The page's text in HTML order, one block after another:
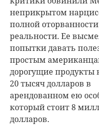
неприкрытом
полной
реальности. Ее
попытки давать
простым
дорогущие продукты
20 тысяч долларов в
арендованном ею
который стоит 8
долларов.